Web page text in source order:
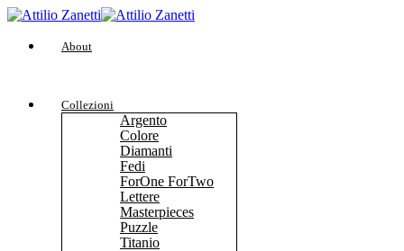
About
Collezioni
Argento
Colore
Diamanti
Fedi
ForOne ForTwo
Lettere
Masterpieces
Puzzle
Titanio